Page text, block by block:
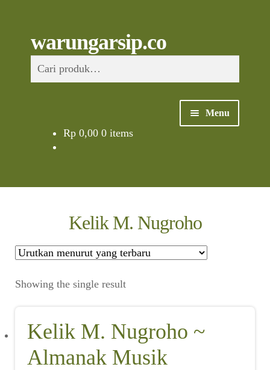
to
navigation
to
content
warungarsip.co
untuk:
Menu
Cari Arsip
Rp0,00 0 items
Kelik M. Nugroho
Showing the single result
Kelik M. Nugroho ~
Almanak Musik